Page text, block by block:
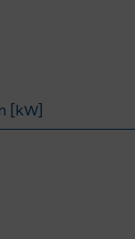
[kW]